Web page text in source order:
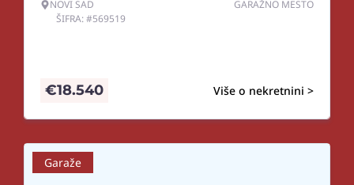
NOVI SAD
ŠIFRA: #569519
GARAŽNO MESTO
Više o nekretnini >
€18.540
Garaže